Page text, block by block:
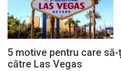
5 motive pentru care
către Las Vegas